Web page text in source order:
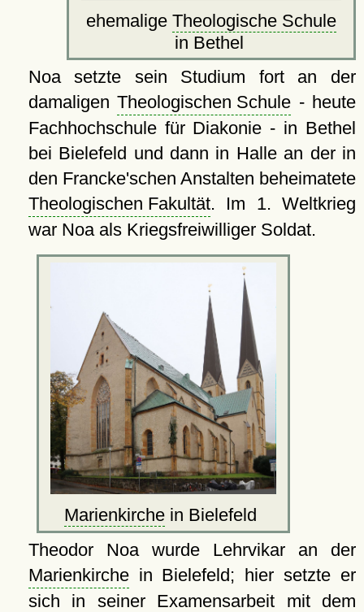
ehemalige Theologische Schule
in Bethel
Noa setzte sein Studium fort an der
damaligenTheologischen Schule - heute
Fachhochschule für Diakonie - in Bethel
bei Bielefeld und dann in Halle an der in
den Francke'schen Anstalten beheimatete
Theologischen Fakultät. Im 1. Weltkrieg
war Noa als Kriegsfreiwilliger Soldat.
Marienkirche in Bielefeld
Theodor Noa wurde Lehrvikar an der
Marienkirchein Bielefeld; hier setzte er
sich in seiner Examensarbeit mit dem